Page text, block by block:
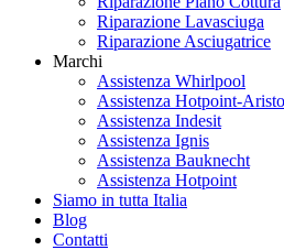
Riparazione Lavasciuga
Riparazione Asciugatrice
Marchi
Assistenza Whirlpool
Assistenza Hotpoint-
Assistenza Indesit
Assistenza Ignis
Assistenza Bauknecht
Assistenza Hotpoint
Siamo in tutta Italia
Blog
Contatti